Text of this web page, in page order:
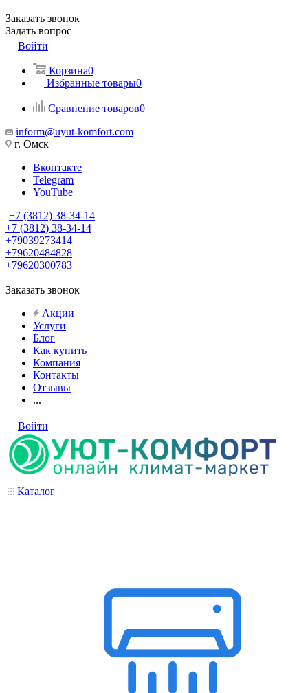
Заказать звонок
Задать вопрос
Войти
Корзина0
Избранные товары0
Сравнение товаров0
inform@uyut-komfort.com
г. Омск
Вконтакте
Telegram
YouTube
+7 (3812) 38-34-14
+7 (3812) 38-34-14
+79039273414
+79620484828
+79620300783
Заказать звонок
Акции
Услуги
Блог
Как купить
Компания
Контакты
Отзывы
...
Войти
Каталог